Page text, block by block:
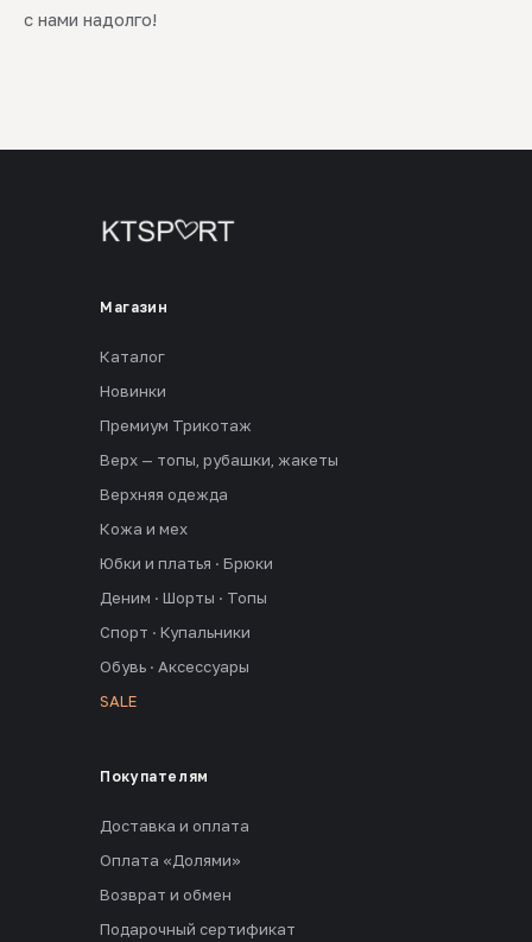
с нами надолго!
Магазин
Каталог
Новинки
Премиум Трикотаж
Верх — топы, рубашки, жакеты
Верхняя одежда
Кожа и мех
Юбки и платья · Брюки
Деним · Шорты · Топы
Спорт · Купальники
Обувь · Аксессуары
SALE
Покупателям
Доставка и оплата
Оплата «Долями»
Возврат и обмен
Подарочный сертификат